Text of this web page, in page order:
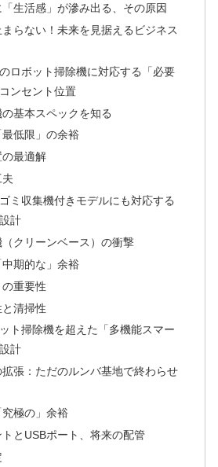
生活感」が滲み出る、その原因
らない！未来を見据えるビジネス
ロボット掃除機に対応する「必要
ンセント位置
基本スペックを知る
低限」の余裕
最適解
ミ収集機付きモデルにも対応する
計
クリーンベース）の衝撃
期的な」余裕
重要性
と清掃性
ト掃除機を超えた「多機能スマー
計
拡張：ただのルンバ基地で終わらせ
極の」余裕
とUSBポート、将来の配管